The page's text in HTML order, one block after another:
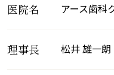
医院名 アース歯科
理事長 松井 雄一朗